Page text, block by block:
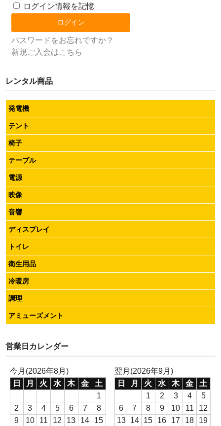
ログイン情報を記憶
パスワードをお忘れですか？
新規ご入会はこちら
レンタル商品
発電機
テント
椅子
テーブル
電源
映像
音響
ディスプレイ
トイレ
衛生用品
冷暖房
調理
アミューズメント
営業日カレンダー
今月(2026年8月)
日
月 火 水 木 金
土
1
2
3 4 5 6 7
8
9
10 11 12 13 14 15
翌月(2026年9月)
日
月 火 水 木 金
土
1
2 3 4
5
6
7 8 9 10 11
12
13 14 15 16 17 18 19